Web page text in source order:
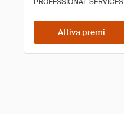
Attiva premi